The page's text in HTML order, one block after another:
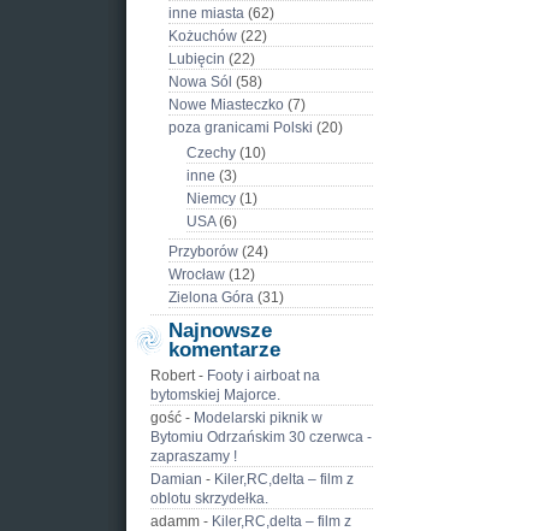
inne miasta (62)
Kożuchów (22)
Lubięcin (22)
Nowa Sól (58)
Nowe Miasteczko (7)
poza granicami Polski (20)
Czechy (10)
inne (3)
Niemcy (1)
USA(6)
Przyborów (24)
Wrocław (12)
Zielona Góra (31)
Najnowsze
komentarze
Robert- Footy i airboat na
bytomskiej Majorce.
gość - Modelarski piknik w
Bytomiu Odrzańskim 30 czerwca -
zapraszamy !
Damian - Kiler,RC,delta – film z
oblotu skrzydełka.
adamm - Kiler,RC,delta – film z